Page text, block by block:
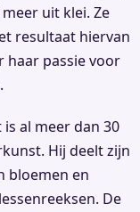
uit klei. Ze
resultaat hiervan
haar passie voor
al meer dan 30
Hij deelt zijn
bloemen en
De